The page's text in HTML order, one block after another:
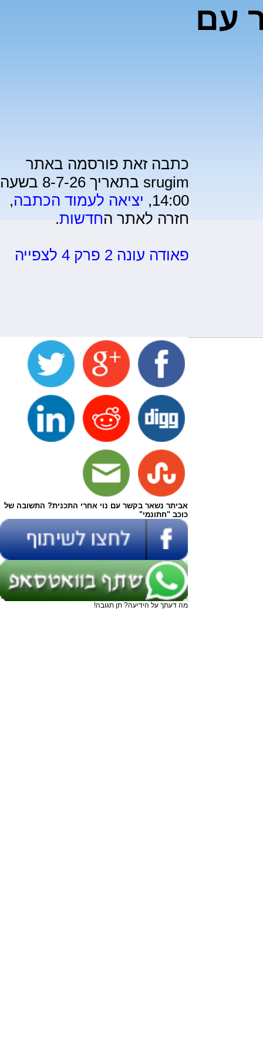
עם
כתבה זאת פורסמה באתר
srugim בתאריך 8-7-26 בשעה
14:00, יציאה לעמוד הכתבה,
חזרה לאתר החדשות.
פאודה עונה 2 פרק 4 לצפייה
אביתר נשאר בקשר עם נוי אחרי התכנית? התשובה של
כוכב "חתונמי"
מה דעתך על הידיעה? תן תגובה!